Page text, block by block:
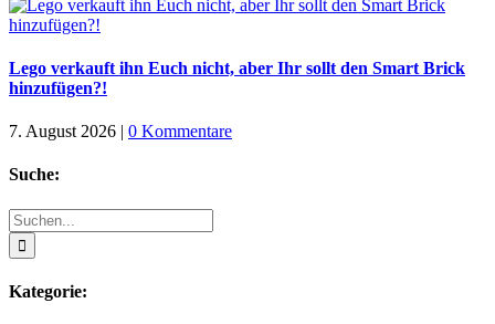
Lego verkauft ihn Euch nicht, aber Ihr sollt den Smart Brick
hinzufügen?!
7. August 2026 | 0 Kommentare
Suche:
Suche
nach:
Kategorie: